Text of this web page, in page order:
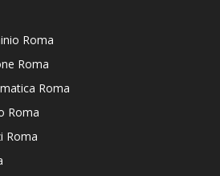
Roma
Roma
Roma
Roma
Roma